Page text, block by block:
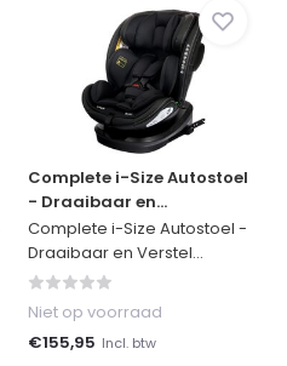
Complete i-Size Autostoel
- Draaibaar en...
Complete i-Size Autostoel -
Draaibaar en Verstel...
Niet op voorraad
€155,95 Incl. btw